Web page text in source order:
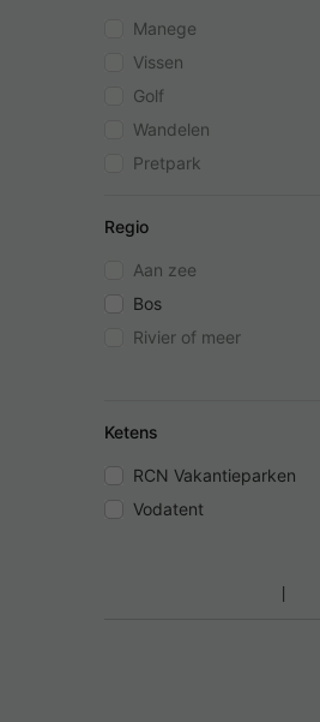
Manege
Vissen
Golf
Wandelen
Pretpark
Regio
Aan zee
Bos
Rivier of meer
Ketens
RCN Vakantieparken
Vodatent